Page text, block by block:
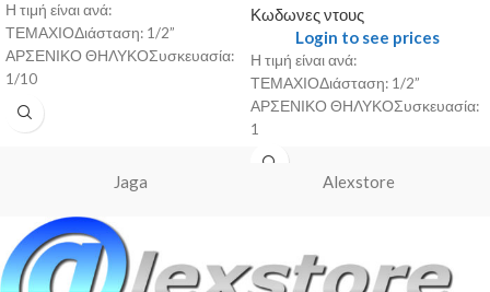
Η τιμή είναι ανά:
ΤΕΜΑΧΙΟΔιάσταση: 1/2”
ΑΡΣΕΝΙΚΟ ΘΗΛΥΚΟΣυσκευασία:
1/10
Κωδωνες ντους
Login to see prices
Η τιμή είναι ανά:
ΤΕΜΑΧΙΟΔιάσταση: 1/2”
ΑΡΣΕΝΙΚΟ ΘΗΛΥΚΟΣυσκευασία:
1
Jaga Alexstore